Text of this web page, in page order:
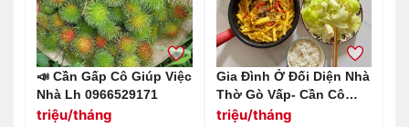
📣 Cần Gấp Cô Giúp Việc
Nhà Lh 0966529171
triệu/tháng
Gia Đình Ở Đối Diện Nhà
Thờ Gò Vấp- Cần Cô
Giúp Việc Nhà
triệu/tháng